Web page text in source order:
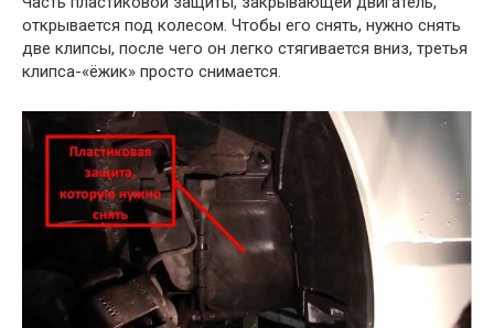
открывается под колесом. Чтобы его снять, нужно снять
две клипсы, после чего он легко стягивается вниз, третья
клипса-«ёжик» просто снимается.